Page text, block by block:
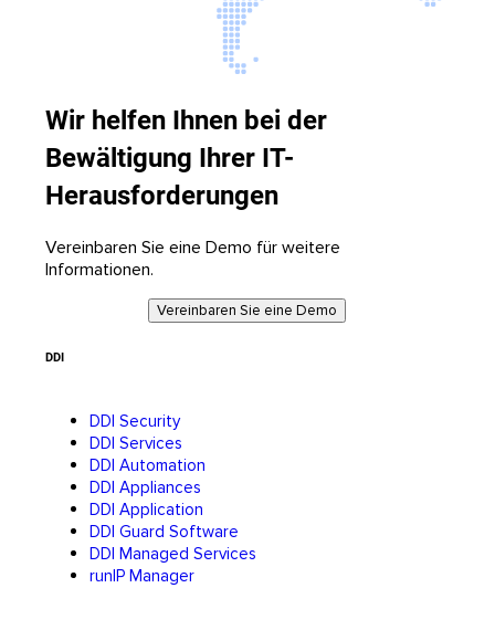
Wir helfen Ihnen bei der
Bewältigung Ihrer IT-
Herausforderungen
Vereinbaren Sie eine Demo für weitere
Informationen.
Vereinbaren Sie eine Demo
DDI
DDI Security
DDI Services
DDI Automation
DDI Appliances
DDI Application
DDI Guard Software
DDI Managed Services
runIP Manager